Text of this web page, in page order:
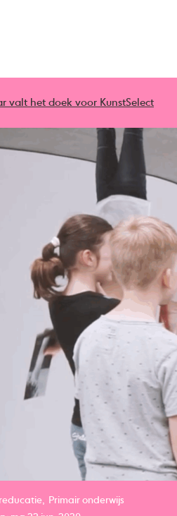
valt het doek voor KunstSelect
Primair onderwijs